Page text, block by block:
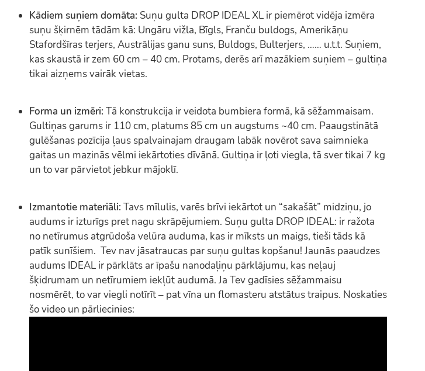
Kādiem suņiem domāta: Suņu gulta DROP IDEAL XL ir piemērot vidēja izmēra
suņu šķirnēm tādām kā: Ungāru vižla, Bīgls, Franču buldogs, Amerikāņu
Stafordšīras terjers, Austrālijas ganu suns, Buldogs, Bulterjers, …… u.t.t. Suņiem,
kas skaustā ir zem 60 cm – 40 cm. Protams, derēs arī mazākiem suņiem – gultiņa
tikai aizņems vairāk vietas.
Forma un izmēri: Tā konstrukcija ir veidota bumbiera formā, kā sēžammaisam.
Gultiņas garums ir 110 cm, platums 85 cm un augstums ~40 cm. Paaugstinātā
gulēšanas pozīcija ļaus spalvainajam draugam labāk novērot sava saimnieka
gaitas un mazinās vēlmi iekārtoties dīvānā. Gultiņa ir ļoti viegla, tā sver tikai 7 kg
un to var pārvietot jebkur mājoklī.
Izmantotie materiāli: Tavs mīlulis, varēs brīvi iekārtot un “sakašāt” midziņu, jo
audums ir izturīgs pret nagu skrāpējumiem. Suņu gulta DROP IDEAL: ir ražota
no netīrumus atgrūdoša velūra auduma, kas ir mīksts un maigs, tieši tāds kā
patīk sunīšiem. Tev nav jāsatraucas par suņu gultas kopšanu! Jaunās paaudzes
audums IDEAL ir pārklāts ar īpašu nanodaļiņu pārklājumu, kas neļauj
šķidrumam un netīrumiem iekļūt audumā. Ja Tev gadīsies sēžammaisu
nosmērēt, to var viegli notīrīt – pat vīna un flomasteru atstātus traipus. Noskaties
šo video un pārliecinies: